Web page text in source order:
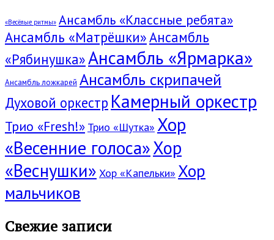
«Весёлые ритмы» Ансамбль «Классные ребята»
Ансамбль «Матрёшки»Ансамбль
«Рябинушка»Ансамбль «Ярмарка»
Ансамбль ложкарей Ансамбль скрипачей
Духовой оркестр Камерный оркестр
Трио «Fresh!» Трио «Шутка» Хор
«Весенние голоса»Хор
«Веснушки» Хор «Капельки» Хор
мальчиков
Свежие записи